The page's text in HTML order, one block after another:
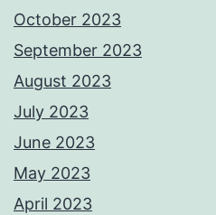
October 2023
September 2023
August 2023
July 2023
June 2023
May 2023
April 2023